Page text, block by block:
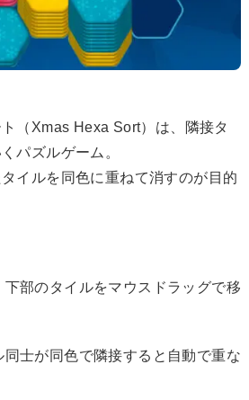
（Xmas Hexa Sort）は、隣接タ
パズルゲーム。
イルを同色に重ねて消すのが目的
部のタイルをマウスドラッグで移
同士が同色で隣接すると自動で重な